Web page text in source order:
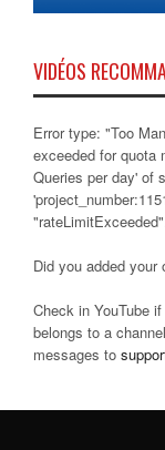
VIDÉOS
Error type: "Too
exceeded for quota
Queries per day' of
Did you added
Check in YouTube
belongs to a
messages to